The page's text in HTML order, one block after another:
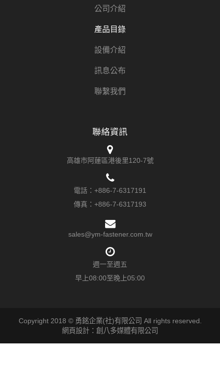
公司介紹
產品目錄
設備介紹
訊息公布
聯繫我們
聯絡資訊
高雄市阿蓮區港後里120-7號
電話： +886-7-6317191
傳真：+886-7-6317193
sales@ym-fastener.com.tw
週一至週五
早上08:00至晚上05:00
Copyright 2018 © 勇銘企業(社)有限公司 All rights reserved.
網頁設計：創八多媒體有限公司